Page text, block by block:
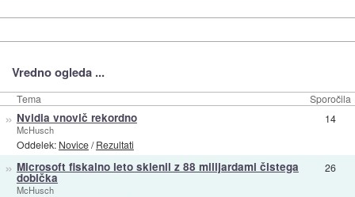
Vredno ogleda ...
Tema Sporočila
» Nvidia vnovič rekordno
McHusch
Oddelek: Novice/Rezultati
14
» Microsoft fiskalno leto sklenil z 88 milijardami čistega
dobička
McHusch
26